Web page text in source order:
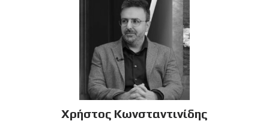
Χρήστος Κωνσταντινίδης